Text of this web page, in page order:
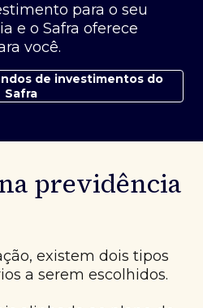
para o seu
e o Safra oferece
você.
de investimentos do
Safra
previdência
existem dois tipos
a serem escolhidos.